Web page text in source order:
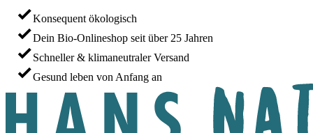
Konsequent ökologisch
Dein Bio-Onlineshop seit über 25 Jahren
Schneller & klimaneutraler Versand
Gesund leben von Anfang an